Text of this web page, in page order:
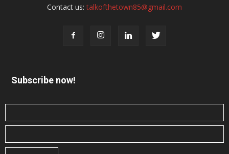
Contact us:talkofthetown85@gmail.com
Subscribe now!